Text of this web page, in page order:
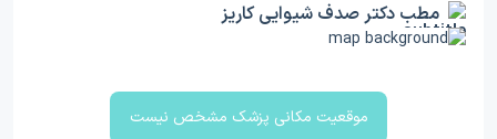
مطب دکتر صدف شیوایی كاريز
موقعیت مکانی پزشک مشخص نیست